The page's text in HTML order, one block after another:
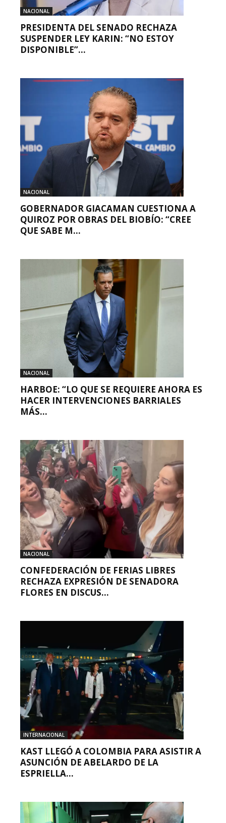
NACIONAL
PRESIDENTA DEL SENADO RECHAZA
SUSPENDER LEY KARIN: “NO ESTOY
DISPONIBLE”...
NACIONAL
GOBERNADOR GIACAMAN CUESTIONA A
QUIROZ POR OBRAS DEL BIOBÍO: “CREE
QUE SABE M...
NACIONAL
HARBOE: “LO QUE SE REQUIERE AHORA ES
HACER INTERVENCIONES BARRIALES
MÁS...
NACIONAL
CONFEDERACIÓN DE FERIAS LIBRES
RECHAZA EXPRESIÓN DE SENADORA
FLORES EN DISCUS...
INTERNACIONAL
KAST LLEGÓ A COLOMBIA PARA ASISTIR A
ASUNCIÓN DE ABELARDO DE LA
ESPRIELLA...